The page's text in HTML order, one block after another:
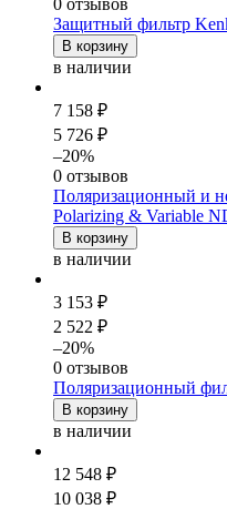
0 отзывов
Защитный фильтр
В корзину
в наличии
7 158 ₽
5 726 ₽
–20%
0 отзывов
Поляризационный и
Polarizing & Variable
В корзину
в наличии
3 153 ₽
2 522 ₽
–20%
0 отзывов
Поляризационный
В корзину
в наличии
12 548 ₽
10 038 ₽